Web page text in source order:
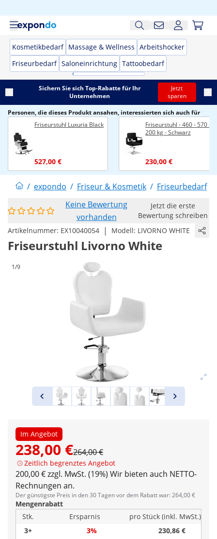
Kosmetikbedarf Massage & Wellness Arbeitshocker
Friseurbedarf Saloneinrichtung Tattoobedarf
Sichern Sie sich Top-Rabatte für Ihr
Unternehmen
Jetzt
sparen
Personen, die dieses Produkt ansahen, interessierten sich auch für
Friseurstuhl Luxuria Black
527,00 €
Friseurstuhl - 460 - 570
200 kg - Schwarz
230,00 €
/ expondo / Friseur & Kosmetik / Friseurbedarf
Keine Bewertung
vorhanden
Jetzt die erste
Bewertung schreiben
Artikelnummer: EX10040054 | Modell: LIVORNO WHITE
Friseurstuhl Livorno White
1/9
Im Angebot
238,00 €264,00 €
Zeitlich begrenztes Angebot
200,00 € zzgl. MwSt. (19%) Wir bieten auch NETTO-
Rechnungen an.
Der günstigste Preis in den 30 Tagen vor dem Rabatt war: 264,00 €
Mengenrabatt
Stk.
Ersparnis
pro Stück (inkl. MwSt.)
3+
3%
230,86 €